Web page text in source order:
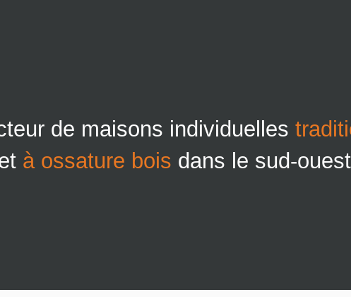
de maisons individuelles
à ossature bois dans le sud-ouest